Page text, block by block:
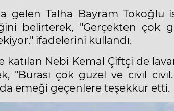
gelen Talha Bayram Tokoğlu
belirterek, "Gerçekten çok
ifadelerini kullandı.
katılan Nebi Kemal Çiftçi de
"Burası çok güzel ve cıvıl
emeği geçenlere teşekkür etti.